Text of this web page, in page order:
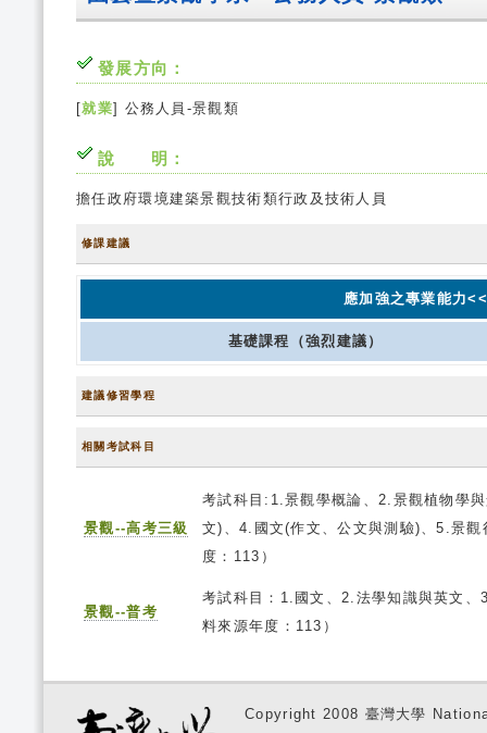
發展方向：
[就業] 公務人員-景觀類
說 明：
擔任政府環境建築景觀技術類行政及技術人員
修課建議
應加強之專業能力
基礎課程（強烈建議）
建議修習學程
相關考試科目
景觀--高考三級
考試科目:1.景觀學概論、2.景觀植物學
文)、4.國文(作文、公文與測驗)、5.景
度：113）
景觀--普考
考試科目：1.國文、2.法學知識與英文
料來源年度：113）
Copyright 2008 臺灣大學